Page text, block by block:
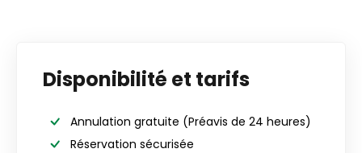
Disponibilité et tarifs
Annulation gratuite (Préavis de 24 heures)
Réservation sécurisée